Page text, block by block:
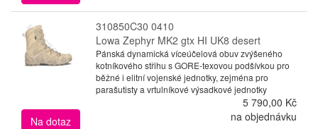
310850C30 0410
Lowa Zephyr MK2 gtx HI UK8 desert
Pánská dynamická víceúčelová obuv zvýšeného
kotníkového střihu s GORE-texovou podšívkou pro
běžné i elitní vojenské jednotky, zejména pro
parašutisty a vrtulníkové výsadkové jednotky
5 790,00 Kč
Na dotaz
na objednávku